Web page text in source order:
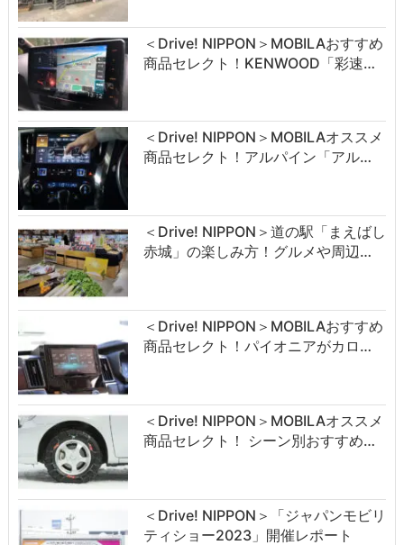
＜Drive! NIPPON＞MOBILAおすすめ
商品セレクト！KENWOOD「彩速…
＜Drive! NIPPON＞MOBILAオススメ
商品セレクト！アルパイン「アル…
＜Drive! NIPPON＞道の駅「まえばし
赤城」の楽しみ方！グルメや周辺…
＜Drive! NIPPON＞MOBILAおすすめ
商品セレクト！パイオニアがカロ…
＜Drive! NIPPON＞MOBILAオススメ
商品セレクト！ シーン別おすすめ…
＜Drive! NIPPON＞「ジャパンモビリ
ティショー2023」開催レポート